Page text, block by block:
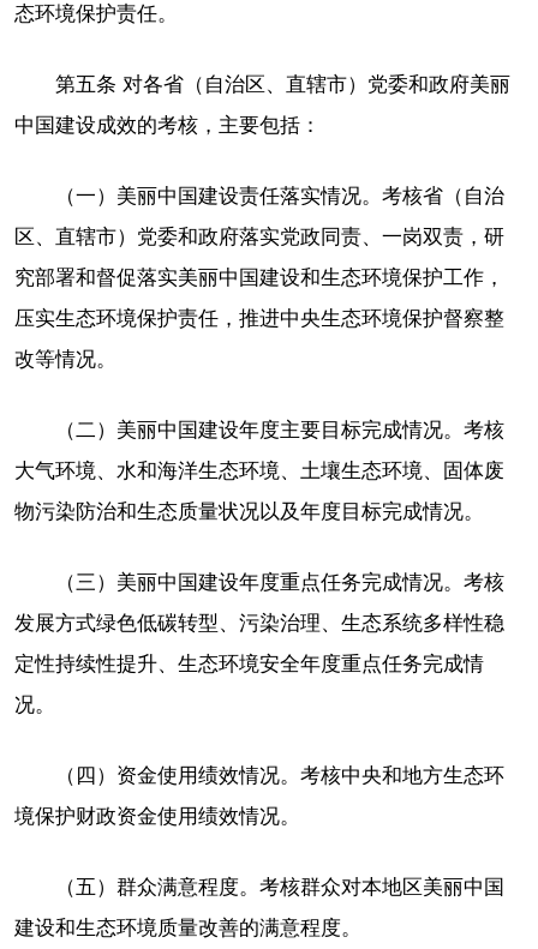
态环境保护责任。
第五条 对各省（自治区、直辖市）党委和政府美丽
中国建设成效的考核，主要包括：
（一）美丽中国建设责任落实情况。考核省（自治
区、直辖市）党委和政府落实党政同责、一岗双责，研
究部署和督促落实美丽中国建设和生态环境保护工作，
压实生态环境保护责任，推进中央生态环境保护督察整
改等情况。
（二）美丽中国建设年度主要目标完成情况。考核
大气环境、水和海洋生态环境、土壤生态环境、固体废
物污染防治和生态质量状况以及年度目标完成情况。
（三）美丽中国建设年度重点任务完成情况。考核
发展方式绿色低碳转型、污染治理、生态系统多样性稳
定性持续性提升、生态环境安全年度重点任务完成情
况。
（四）资金使用绩效情况。考核中央和地方生态环
境保护财政资金使用绩效情况。
（五）群众满意程度。考核群众对本地区美丽中国
建设和生态环境质量改善的满意程度。